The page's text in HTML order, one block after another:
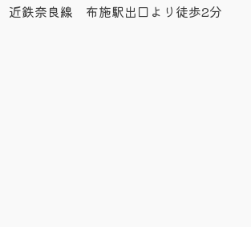
近鉄奈良線 布施駅出口より徒歩2分